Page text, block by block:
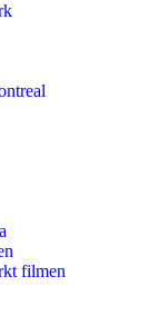
filmen